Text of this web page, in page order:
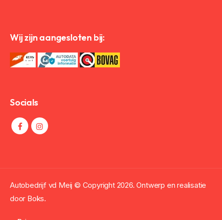
Wij zijn aangesloten bij:
Socials
Autobedrijf vd Meij © Copyright 2026. Ontwerp en realisatie
door Boks.